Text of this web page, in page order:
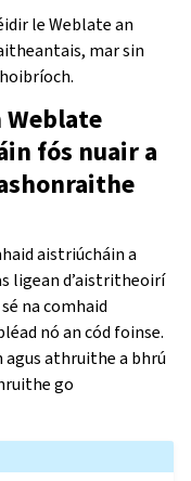
le Weblate an
mar sin
Weblate
fós nuair a
aistriúcháin a
ligean d’aistritheoirí
na comhaid
nó an cód foinse.
agus athruithe a bhrú
go